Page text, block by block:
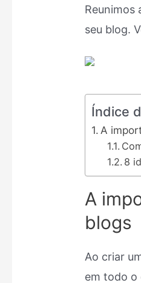
Reunimos
seu blog.
Índice
A
8
A
blogs
Ao criar
em todo o